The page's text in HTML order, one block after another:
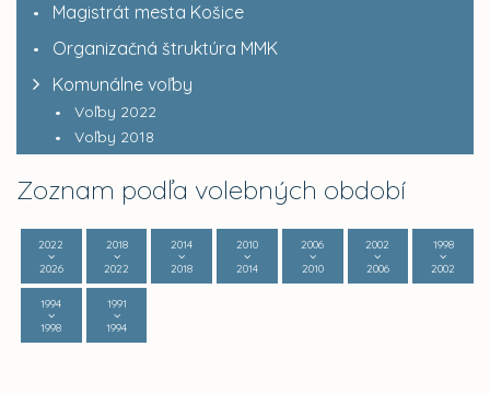
Magistrát mesta Košice
Organizačná štruktúra MMK
Komunálne voľby
Voľby 2022
Voľby 2018
Zoznam podľa volebných období
2022
2026
2018
2022
2014
2018
2010
2014
2006
2010
2002
2006
1998
2002
1994
1998
1991
1994